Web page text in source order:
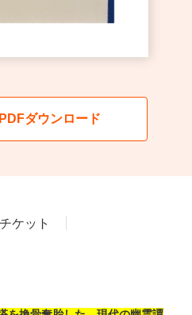
ダウンロード
チケット